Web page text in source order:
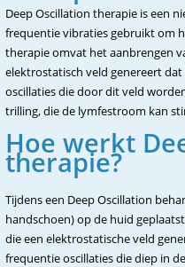
Deep Oscillation therapie is een
frequentie vibraties gebruikt om
therapie omvat het aanbrengen
elektrostatisch veld genereert
oscillaties die door dit veld
trilling, die de lymfestroom kan
Hoe werkt
therapie?
Tijdens een Deep Oscillation
handschoen) op de huid
die een elektrostatische veld
frequentie oscillaties die diep in